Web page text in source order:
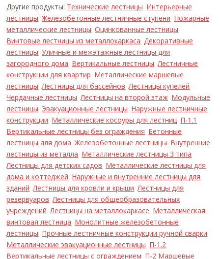
Другие продукты: Технические лестницы Интерьерные
лестницы Железобетонные лестничные ступени Пожарные
металлические лестницы Оцинкованные лестницы
Винтовые лестницы из металлокаркаса Декоративные
лестницы Уличные и межэтажные лестницы для
загородного дома Вертикальные лестницы Лестничные
конструкции для квартир Металлические маршевые
лестницы Лестницы для бассейнов Лестницы купелей
Чердачные лестницы Лестницы на второй этаж Модульные
лестницы Эвакуационные лестницы Наружные лестничные
конструкции Металлические косоуры для лестниц П-1.1
Вертикальные лестницы без ограждения Бетонные
лестницы для дома Железобетонные лестницы Внутренние
лестницы из металла Металлические лестницы 3 типа
Лестницы для детских садов Металлические лестницы для
дома и коттеджей Наружные и внутренние лестницы для
зданий Лестницы для кровли и крыши Лестницы для
резервуаров Лестницы для общеобразовательных
учреждений Лестницы на металлокаркасе Металлическая
винтовая лестница Монолитные железобетонные
лестницы Прочные лестничные конструкции ручной сварки
Металлические эвакуационные лестницы П-1.2
Вертикальные лестницы с ограждением П-2 Маршевые